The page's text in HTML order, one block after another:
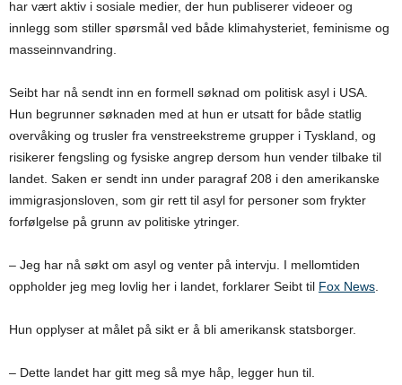
har vært aktiv i sosiale medier, der hun publiserer videoer og
innlegg som stiller spørsmål ved både klimahysteriet, feminisme og
masseinnvandring.
Seibt har nå sendt inn en formell søknad om politisk asyl i USA.
Hun begrunner søknaden med at hun er utsatt for både statlig
overvåking og trusler fra venstreekstreme grupper i Tyskland, og
risikerer fengsling og fysiske angrep dersom hun vender tilbake til
landet. Saken er sendt inn under paragraf 208 i den amerikanske
immigrasjonsloven, som gir rett til asyl for personer som frykter
forfølgelse på grunn av politiske ytringer.
– Jeg har nå søkt om asyl og venter på intervju. I mellomtiden
oppholder jeg meg lovlig her i landet, forklarer Seibt til Fox News
Hun opplyser at målet på sikt er å bli amerikansk statsborger.
– Dette landet har gitt meg så mye håp, legger hun til.